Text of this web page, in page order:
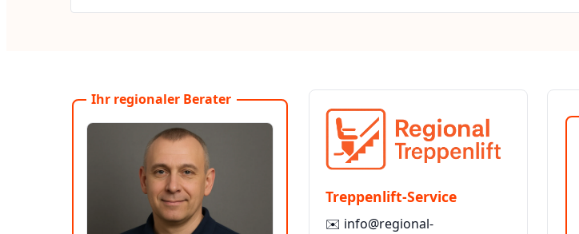
Ihr regionaler Berater
Treppenlift-Service
✉️ info@regional-